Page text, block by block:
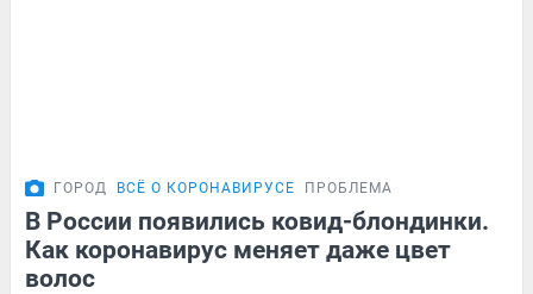
ГОРОД ВСЁ О КОРОНАВИРУСЕ ПРОБЛЕМА
В России появились ковид-блондинки.
Как коронавирус меняет даже цвет
волос